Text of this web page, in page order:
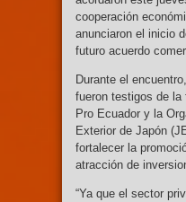
cooperación
anunciaron el inicio
futuro acuerdo
Durante el
fueron testigos de la
Pro Ecuador y la
Exterior de Japón
fortalecer la
atracción de
“Ya que el sector